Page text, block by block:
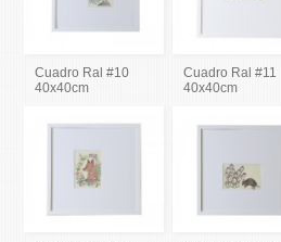
Cuadro Ral #10
40x40cm
Cuadro Ral #11
40x40cm